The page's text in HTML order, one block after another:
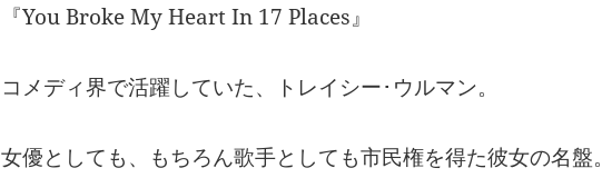
『You Broke My Heart In 17 Places』
コメディ界で活躍していた、トレイシー･ウルマン。
女優としても、もちろん歌手としても市民権を得た彼女の名盤。